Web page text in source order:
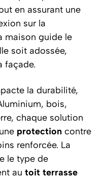
en assurant une
sur la
maison guide le
soit adossée,
façade.
la durabilité,
bois,
chaque solution
protection contre
renforcée. La
le type de
au toit terrasse